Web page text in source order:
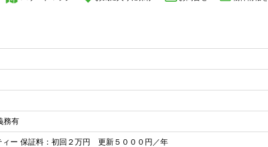
務有
ィー 保証料：初回２万円 更新５０００円／年